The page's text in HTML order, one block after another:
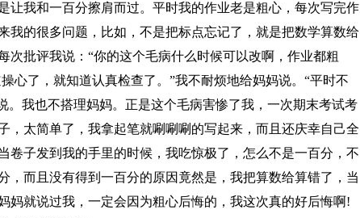
让我和一百分擦肩而过。平时我的作业老是粗心，每次写完作
我的很多问题，比如，不是把标点忘记了，就是把数学算数给
次批评我说：“你的这个毛病什么时候可以改啊，作业都粗
心了，就知道认真检查了。”我不耐烦地给妈妈说。“平时不
。我也不搭理妈妈。正是这个毛病害惨了我，一次期末考试考
，太简单了，我拿起笔就唰唰唰的写起来，而且还庆幸自己全
卷子发到我的手里的时候，我吃惊极了，怎么不是一百分，不
，而且没有得到一百分的原因竟然是，我把算数给算错了，当
妈就说过我，一定会因为粗心后悔的，我这次真的好后悔啊!